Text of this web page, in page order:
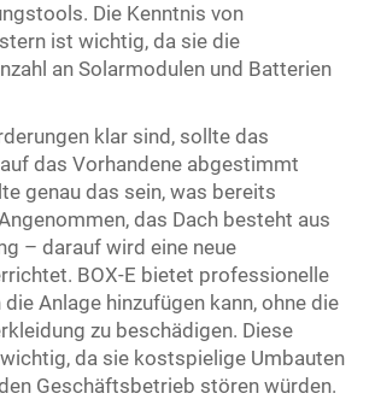
Die Kenntnis von
ist wichtig, da sie die
an Solarmodulen und Batterien
klar sind, sollte das
das Vorhandene abgestimmt
genau das sein, was bereits
das Dach besteht aus
– darauf wird eine neue
BOX-E bietet professionelle
Anlage hinzufügen kann, ohne die
zu beschädigen. Diese
da sie kostspielige Umbauten
Geschäftsbetrieb stören würden.